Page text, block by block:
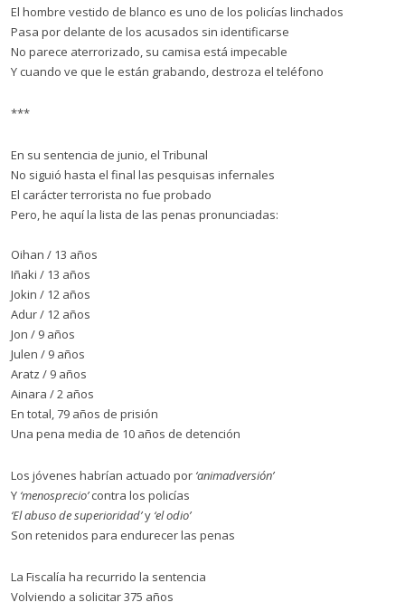
El hombre vestido de blanco es uno de los policías linchados
Pasa por delante de los acusados sin identificarse
No parece aterrorizado, su camisa está impecable
Y cuando ve que le están grabando, destroza el teléfono
***
En su sentencia de junio, el Tribunal
No siguió hasta el final las pesquisas infernales
El carácter terrorista no fue probado
Pero, he aquí la lista de las penas pronunciadas:
Oihan / 13 años
Iñaki / 13 años
Jokin / 12 años
Adur / 12 años
Jon / 9 años
Julen / 9 años
Aratz / 9 años
Ainara / 2 años
En total, 79 años de prisión
Una pena media de 10 años de detención
Los jóvenes habrían actuado por ‘animadversión’
Y ‘menosprecio’contra los policías
‘El abuso de superioridad’y ‘el odio’
Son retenidos para endurecer las penas
La Fiscalía ha recurrido la sentencia
Volviendo a solicitar 375 años